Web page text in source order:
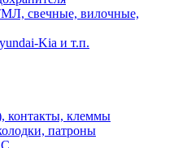
свечные, вилочные,
Kia и т.п.
контакты, клеммы
патроны